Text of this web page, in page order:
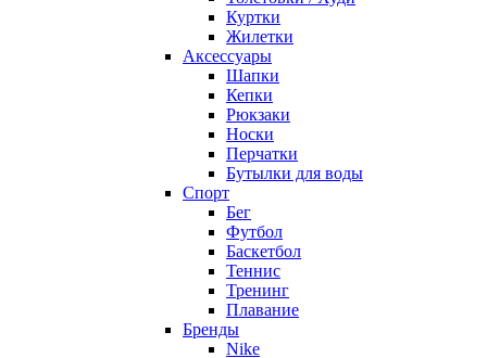
Куртки
Жилетки
Аксессуары
Шапки
Кепки
Рюкзаки
Носки
Перчатки
Бутылки для воды
Спорт
Бег
Футбол
Баскетбол
Теннис
Тренинг
Плавание
Бренды
Nike